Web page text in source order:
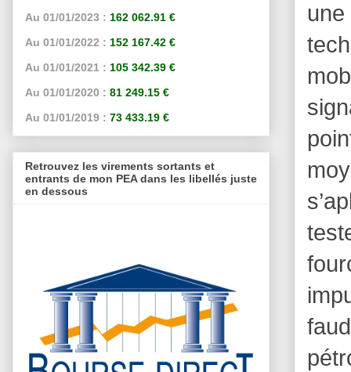
Au 01/01/2023 : 162 062.91 €
Au 01/01/2022 : 152 167.42 €
Au 01/01/2021 : 105 342.39 €
Au 01/01/2020 : 81 249.15 €
Au 01/01/2019 : 73 433.19 €
Retrouvez les virements sortants et
entrants de mon PEA dans les libellés juste
en dessous